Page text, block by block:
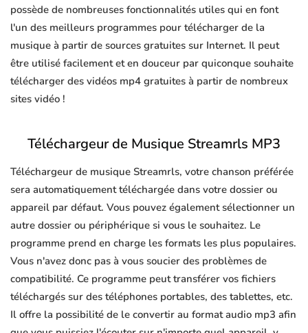
possède de nombreuses fonctionnalités utiles qui en font
l'un des meilleurs programmes pour télécharger de la
musique à partir de sources gratuites sur Internet. Il peut
être utilisé facilement et en douceur par quiconque souhaite
télécharger des vidéos mp4 gratuites à partir de nombreux
sites vidéo !
Téléchargeur de Musique Streamrls MP3
Téléchargeur de musique Streamrls, votre chanson préférée
sera automatiquement téléchargée dans votre dossier ou
appareil par défaut. Vous pouvez également sélectionner un
autre dossier ou périphérique si vous le souhaitez. Le
programme prend en charge les formats les plus populaires.
Vous n'avez donc pas à vous soucier des problèmes de
compatibilité. Ce programme peut transférer vos fichiers
téléchargés sur des téléphones portables, des tablettes, etc.
Il offre la possibilité de le convertir au format audio mp3 afin